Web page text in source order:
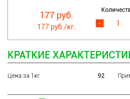
177 руб.
177 руб./кг. -
КРАТКИЕ
Цена за 1кг 92